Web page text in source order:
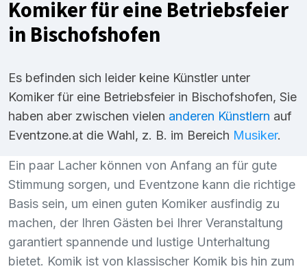
Komiker für eine Betriebsfeier
in Bischofshofen
Es befinden sich leider keine Künstler unter
Komiker für eine Betriebsfeier in Bischofshofen, Sie
haben aber zwischen vielen anderen Künstlern auf
Eventzone.at die Wahl, z. B. im Bereich Musiker.
Ein paar Lacher können von Anfang an für gute
Stimmung sorgen, und Eventzone kann die richtige
Basis sein, um einen guten Komiker ausfindig zu
machen, der Ihren Gästen bei Ihrer Veranstaltung
garantiert spannende und lustige Unterhaltung
bietet. Komik ist von klassischer Komik bis hin zum